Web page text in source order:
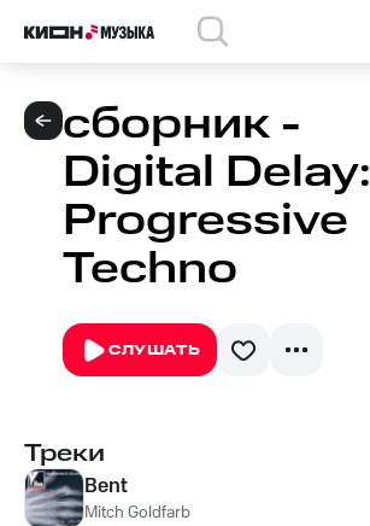
сборник -
Digital Delay:
Progressive
Techno
СЛУШАТЬ
Треки
Bent
Mitch Goldfarb